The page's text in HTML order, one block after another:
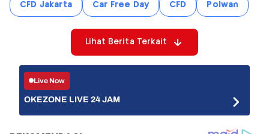
CFD Jakarta Car Free Day CFD Polwan
Lihat Berita Terkait
Live Now
OKEZONE LIVE 24 JAM